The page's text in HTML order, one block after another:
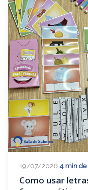
19/07/2026·4 min de
Como usar